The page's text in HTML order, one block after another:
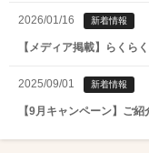
2026/01/16 新着情報
【メディア掲載】らくら
2025/09/01 新着情報
【9月キャンペーン】ご紹